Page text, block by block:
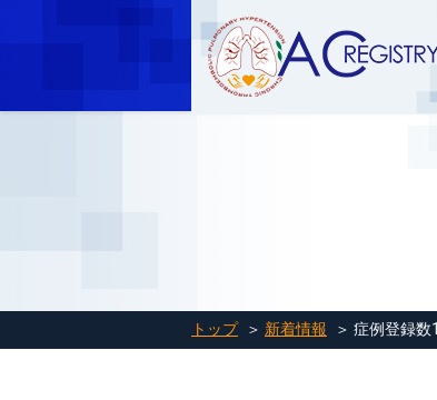
トップ ＞ 新着情報 ＞ 症例登録数